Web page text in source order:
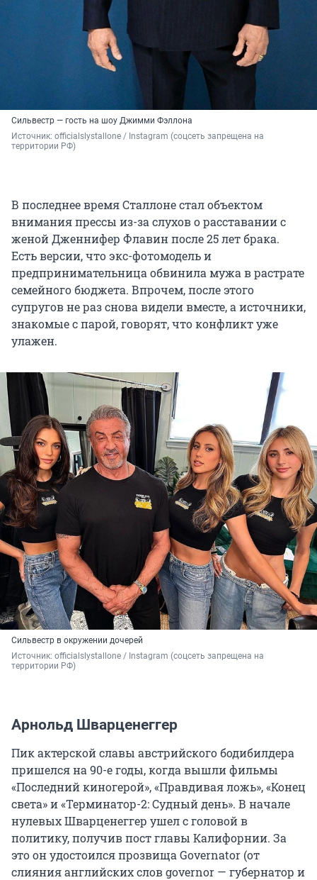
Сильвестр — гость на шоу Джимми Фэллона
Источник: officialslystallone / Instagram (соцсеть запрещена на
территории РФ)
В последнее время Сталлоне стал объектом
внимания прессы из-за слухов о расставании с
женой Дженнифер Флавин после 25 лет брака.
Есть версии, что экс-фотомодель и
предпринимательница обвинила мужа в растрате
семейного бюджета. Впрочем, после этого
супругов не раз снова видели вместе, а источники,
знакомые с парой, говорят, что конфликт уже
улажен.
Сильвестр в окружении дочерей
Источник: officialslystallone / Instagram (соцсеть запрещена на
территории РФ)
Арнольд Шварценеггер
Пик актерской славы австрийского бодибилдера
пришелся на 90-е годы, когда вышли фильмы
«Последний киногерой», «Правдивая ложь», «Конец
света» и «Терминатор-2: Судный день». В начале
нулевых Шварценеггер ушел с головой в
политику, получив пост главы Калифорнии. За
это он удостоился прозвища Governator (от
слияния английских слов governor — губернатор и